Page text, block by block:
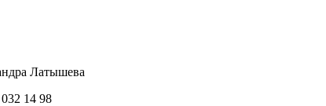
Латышева
14 98